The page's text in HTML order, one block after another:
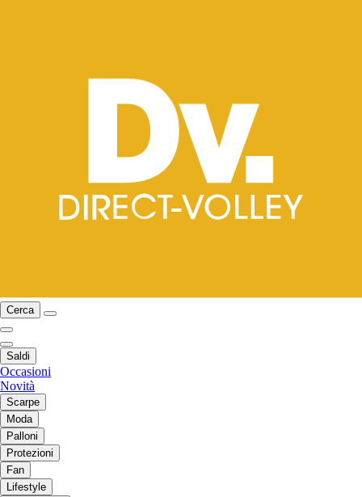
Cerca
Saldi
Occasioni
Novità
Scarpe
Moda
Palloni
Protezioni
Fan
Lifestyle